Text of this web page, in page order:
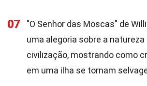
07
"O Senhor das Moscas" de
uma alegoria sobre a natureza
civilização, mostrando como
em uma ilha se tornam